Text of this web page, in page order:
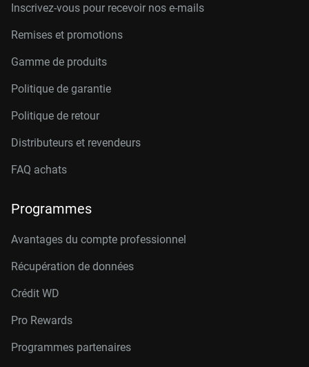
Inscrivez-vous pour recevoir nos e-mails
Remises et promotions
Gamme de produits
Politique de garantie
Politique de retour
Distributeurs et revendeurs
FAQ achats
Programmes
Avantages du compte professionnel
Récupération de données
Crédit WD
Pro Rewards
Programmes partenaires